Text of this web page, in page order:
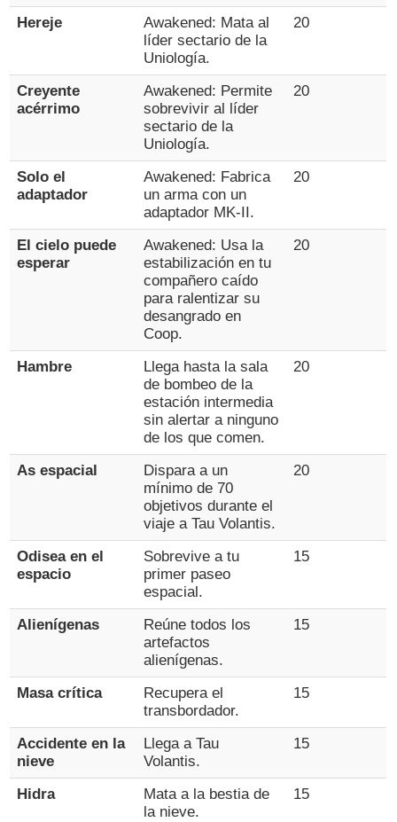
Hereje
Awakened: Mata al
líder sectario de la
Uniología.
20
Creyente
acérrimo
Awakened: Permite
sobrevivir al líder
sectario de la
Uniología.
20
Solo el
adaptador
Awakened: Fabrica
un arma con un
adaptador MK-II.
20
El cielo puede
esperar
Awakened: Usa la
estabilización en tu
compañero caído
para ralentizar su
desangrado en
Coop.
20
Hambre
Llega hasta la sala
de bombeo de la
estación intermedia
sin alertar a ninguno
de los que comen.
20
As espacial
Dispara a un
mínimo de 70
objetivos durante el
viaje a Tau Volantis.
20
Odisea en el
espacio
Sobrevive a tu
primer paseo
espacial.
15
Alienígenas
Reúne todos los
artefactos
alienígenas.
15
Masa crítica
Recupera el
transbordador.
15
Accidente en la
nieve
Llega a Tau
Volantis.
15
Hidra
Mata a la bestia de
la nieve.
15